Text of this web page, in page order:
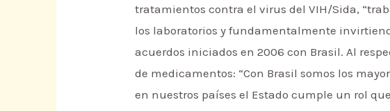
tratamientos contra el virus del VIH/Sida,
los laboratorios y fundamentalmente
acuerdos iniciados en 2006 con Brasil. Al
de medicamentos: “Con Brasil somos los
en nuestros países el Estado cumple un rol